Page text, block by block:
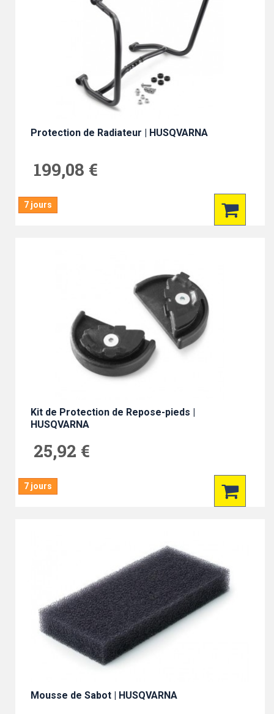
Protection de Radiateur | HUSQVARNA
199,08 €
7 jours
Kit de Protection de Repose-pieds |
HUSQVARNA
25,92 €
7 jours
Mousse de Sabot | HUSQVARNA